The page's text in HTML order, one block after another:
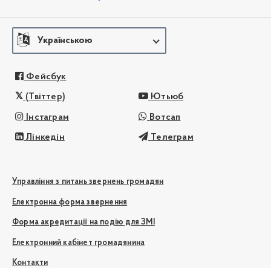
Українською
Фейсбук
(Твіттер) Ютьюб
Інстаграм Вотсап
Лінкедін Телеграм
Управління з питань звернень громадян
Електронна форма звернення
Форма акредитації на подію для ЗМІ
Електронний кабінет громадянина
Контакти